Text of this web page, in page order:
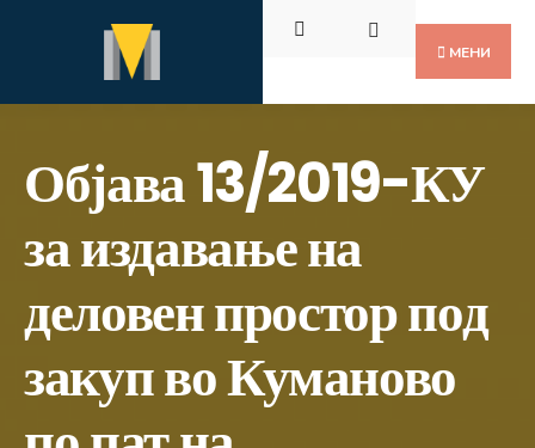
содржината
МЕНИ
Објава 13/2019-КУ
за издавање на
деловен простор под
закуп во Куманово